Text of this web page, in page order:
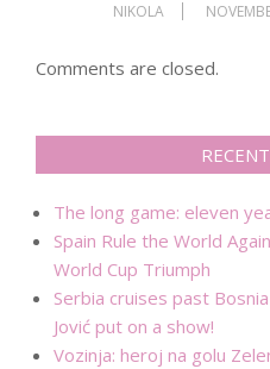
NIKOLA
Comments are closed.
The long game: eleven
Spain Rule the World
World Cup Triumph
Serbia cruises past
Jović put on a show!
Vozinja: heroj na golu